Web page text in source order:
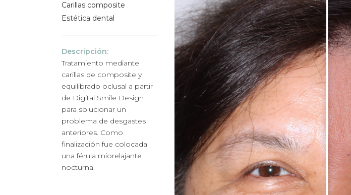
Carillas composite
Estética dental
Descripción:
Tratamiento mediante
carillas de composite y
equilibrado oclusal a partir
de Digital Smile Design
para solucionar un
problema de desgastes
anteriores. Como
finalización fue colocada
una férula miorelajante
nocturna.